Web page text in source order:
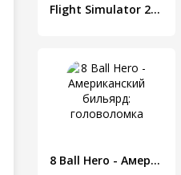
Flight Simulator 2d - realistic sandbox simulation
8 Ball Hero - Американский бильярд: головоломка